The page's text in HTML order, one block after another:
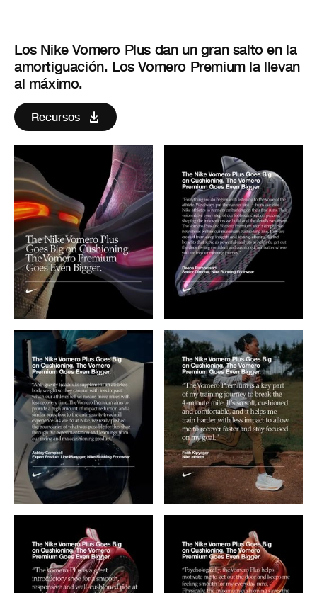
Los Nike Vomero Plus dan un gran salto en la
amortiguación. Los Vomero Premium la llevan
al máximo.
Recursos